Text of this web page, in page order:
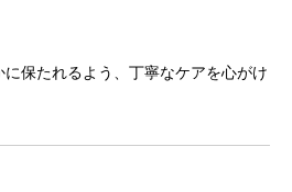
保たれるよう、丁寧なケアを心がけ